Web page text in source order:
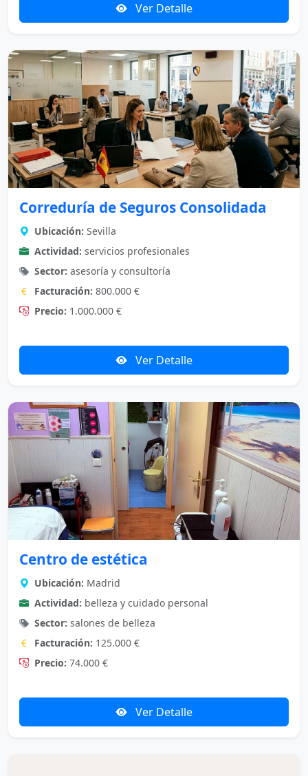
Ver Detalle
Correduría de Seguros Consolidada
Ubicación: Sevilla
Actividad: servicios profesionales
Sector: asesoría y consultoría
Facturación: 800.000 €
Precio: 1.000.000 €
Ver Detalle
Centro de estética
Ubicación: Madrid
Actividad: belleza y cuidado personal
Sector: salones de belleza
Facturación: 125.000 €
Precio: 74.000 €
Ver Detalle